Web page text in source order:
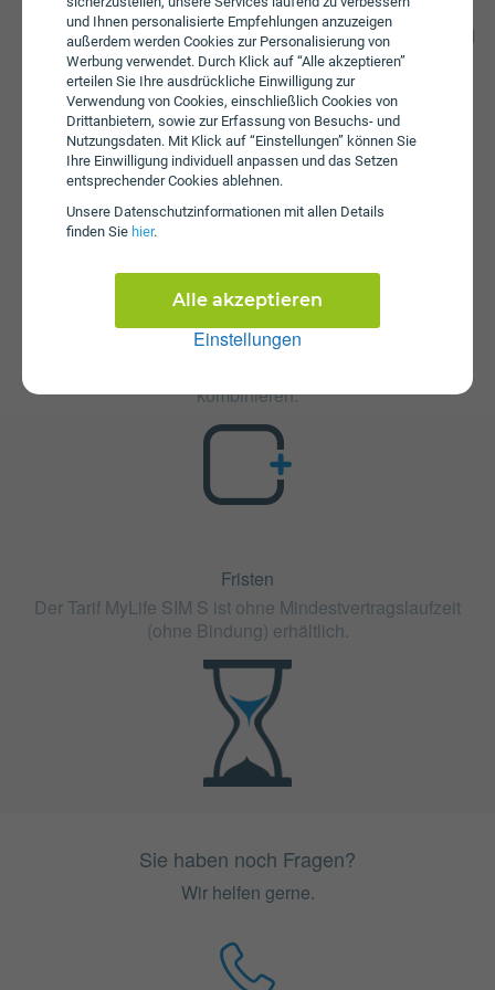
und Ihnen personalisierte Empfehlungen anzuzeigen
außerdem werden Cookies zur Personalisierung von
Werbung verwendet. Durch Klick auf “Alle akzeptieren”
erteilen Sie Ihre ausdrückliche Einwilligung zur
Verwendung von Cookies, einschließlich Cookies von
Drittanbietern, sowie zur Erfassung von Besuchs- und
Nutzungsdaten. Mit Klick auf “Einstellungen” können Sie
Ihre Einwilligung individuell anpassen und das Setzen
entsprechender Cookies ablehnen.
Unsere Daten­schutz­informationen mit allen Details
finden Sie hier.
Einstellungen
Alle akzeptieren
Drei hinzugenommen werden, um wieder mobilen Zugriff
auf das Internet zu haben. Zusätzlich fällt beim MyLife SIM
S eine Aktivierungsgebühr in Höhe von € 9,90 an. Die
jährliche Servicepauschale beträgt € 0.
Zusatzpakete
MyLife SIM S ist mit verschiedenen Zusatzangeboten
erweiterbar. Mehr über kombinierbare Zusatzprodukte
erfahren Sie in unserm Handytarif-Rechner. Dort können
kombinieren.
Fristen
Der Tarif MyLife SIM S ist ohne Mindestvertragslaufzeit
(ohne Bindung) erhältlich.
Sie haben noch Fragen?
Wir helfen gerne.